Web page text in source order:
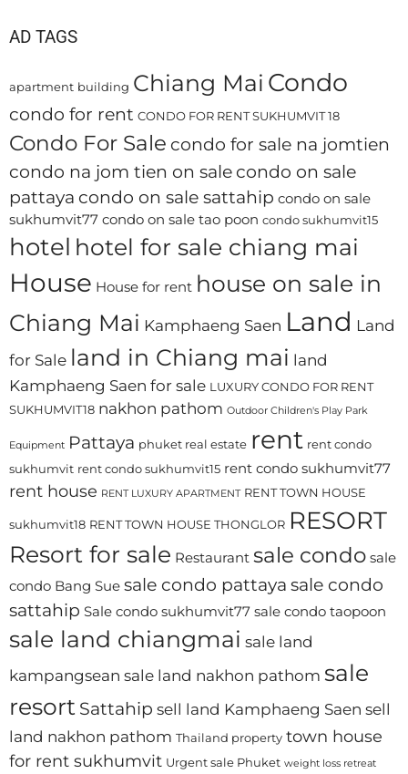
AD TAGS
apartment building Chiang Mai Condo
condo for rent CONDO FOR RENT SUKHUMVIT 18
Condo For Sale condo for sale na jomtien
condo na jom tien on sale condo on sale
pattaya condo on sale sattahip condo on sale
sukhumvit77 condo on sale tao poon condo sukhumvit15
hotel hotel for sale chiang mai
House House for rent house on sale in
Chiang Mai Kamphaeng Saen Land Land
for Sale land in Chiang mai land
Kamphaeng Saen for sale LUXURY CONDO FOR RENT
SUKHUMVIT18 nakhon pathom Outdoor Children's Play Park
Equipment Pattaya phuket real estate rent rent condo
sukhumvit rent condo sukhumvit15 rent condo sukhumvit77
rent house RENT LUXURY APARTMENT RENT TOWN HOUSE
sukhumvit18 RENT TOWN HOUSE THONGLOR RESORT
Resort for sale Restaurant sale condo sale
condo Bang Sue sale condo pattaya sale condo
sattahip Sale condo sukhumvit77 sale condo taopoon
sale land chiangmai sale land
kampangsean sale land nakhon pathom sale
resort Sattahip sell land Kamphaeng Saen sell
land nakhon pathom Thailand property town house
for rent sukhumvit Urgent sale Phuket weight loss retreat